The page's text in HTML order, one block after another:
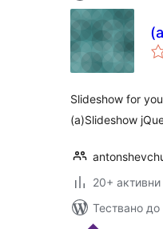
Slideshow for
(a)Slideshow
20+
Тествано до